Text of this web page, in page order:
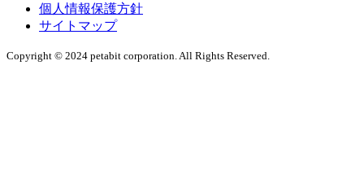
個人情報保護方針
サイトマップ
Copyright © 2024 petabit corporation. All Rights Reserved.